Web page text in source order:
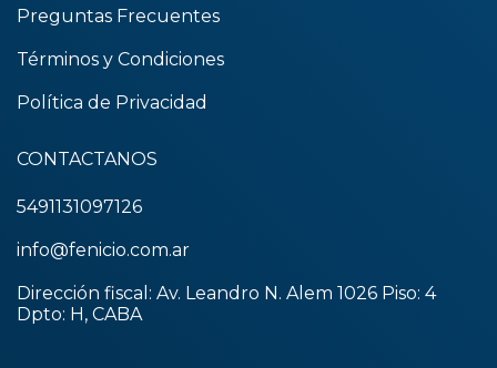
Preguntas Frecuentes
Términos y Condiciones
Política de Privacidad
CONTACTANOS
5491131097126
info@fenicio.com.ar
Dirección fiscal: Av. Leandro N. Alem 1026 Piso: 4
Dpto: H, CABA